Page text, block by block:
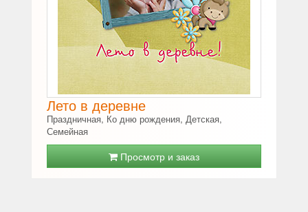
Лето в деревне
Праздничная, Ко дню рождения, Детская,
Семейная
Просмотр и заказ